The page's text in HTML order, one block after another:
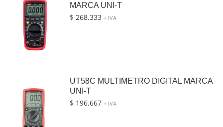
MARCA UNI-T
$ 268.333 + IVA
UT58C MULTIMETRO DIGITAL MARCA
UNI-T
$ 196.667 + IVA